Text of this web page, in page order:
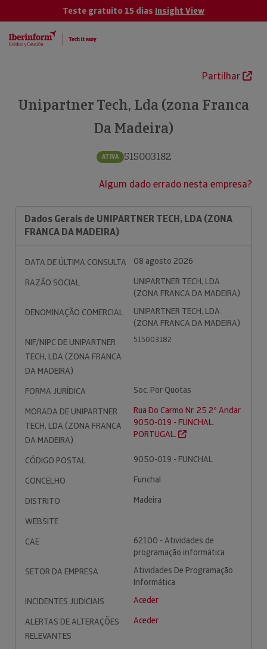
Teste gratuito 15 dias Insight View
Partilhar
Unipartner Tech, Lda (zona Franca
Da Madeira)
ATIVA 515003182
Algum dado errado nesta empresa?
Dados Gerais de UNIPARTNER TECH, LDA (ZONA
FRANCA DA MADEIRA)
DATA DE ÚLTIMA CONSULTA
08 agosto 2026
RAZÃO SOCIAL
UNIPARTNER TECH, LDA
(ZONA FRANCA DA MADEIRA)
DENOMINAÇÃO COMERCIAL
UNIPARTNER TECH, LDA
(ZONA FRANCA DA MADEIRA)
NIF/NIPC DE UNIPARTNER
TECH, LDA (ZONA FRANCA
DA MADEIRA)
515003182
FORMA JURÍDICA
Soc. Por Quotas
MORADA DE UNIPARTNER
TECH, LDA (ZONA FRANCA
DA MADEIRA)
Rua Do Carmo Nr. 25 2º Andar
9050-019 - FUNCHAL.
PORTUGAL.
CÓDIGO POSTAL
9050-019 - FUNCHAL
CONCELHO
Funchal
DISTRITO
Madeira
WEBSITE
CAE
62100 - Atividades de
programação informática
SETOR DA EMPRESA
Atividades De Programação
Informática
INCIDENTES JUDICIAIS
Aceder
ALERTAS DE ALTERAÇÕES
RELEVANTES
Aceder